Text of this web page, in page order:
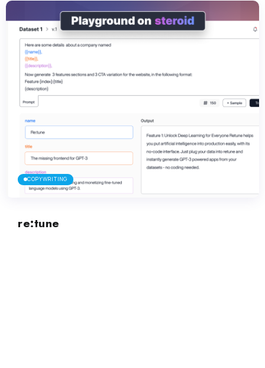
COPYWRITING
re:tune